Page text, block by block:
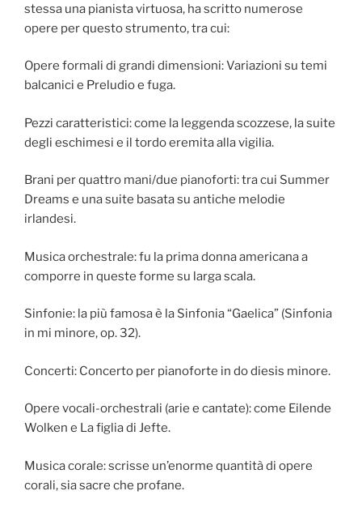
stessa una pianista virtuosa, ha scritto numerose
opere per questo strumento, tra cui:
Opere formali di grandi dimensioni: Variazioni su temi
balcanici e Preludio e fuga.
Pezzi caratteristici: come la leggenda scozzese, la suite
degli eschimesi e il tordo eremita alla vigilia.
Brani per quattro mani/due pianoforti: tra cui Summer
Dreams e una suite basata su antiche melodie
irlandesi.
Musica orchestrale: fu la prima donna americana a
comporre in queste forme su larga scala.
Sinfonie: la più famosa è la Sinfonia “Gaelica” (Sinfonia
in mi minore, op. 32).
Concerti: Concerto per pianoforte in do diesis minore.
Opere vocali-orchestrali (arie e cantate): come Eilende
Wolken e La figlia di Jefte.
Musica corale: scrisse un’enorme quantità di opere
corali, sia sacre che profane.